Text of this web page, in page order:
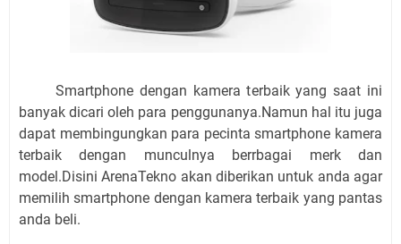
Smartphone dengan kamera terbaik yang saat ini
banyak dicari oleh para penggunanya.Namun hal itu juga
dapat membingungkan para pecinta smartphone kamera
terbaik dengan munculnya berrbagai merk dan
model.Disini ArenaTekno akan diberikan untuk anda agar
memilih smartphone dengan kamera terbaik yang pantas
anda beli.